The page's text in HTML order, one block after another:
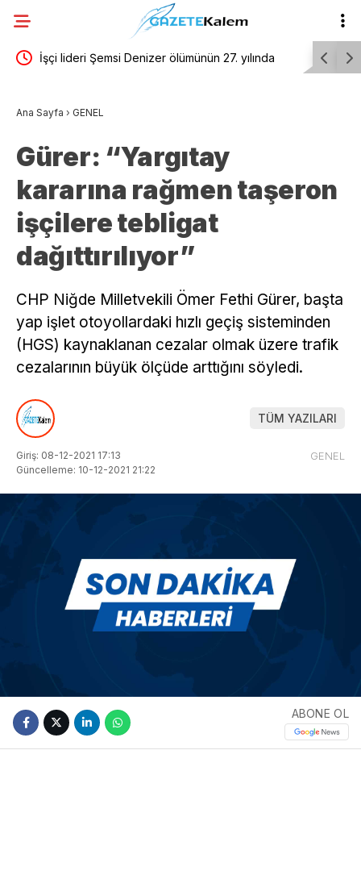
İşçi lideri Şemsi Denizer ölümünün 27. yılında Bursa
Ana Sayfa › GENEL
Gürer: “Yargıtay
kararına rağmen taşeron
işçilere tebligat
dağıttırılıyor”
CHP Niğde Milletvekili Ömer Fethi Gürer, başta
yap işlet otoyollardaki hızlı geçiş sisteminden
(HGS) kaynaklanan cezalar olmak üzere trafik
cezalarının büyük ölçüde arttığını söyledi.
TÜM YAZILARI
Giriş: 08-12-2021 17:13
Güncelleme: 10-12-2021 21:22
GENEL
ABONE OL